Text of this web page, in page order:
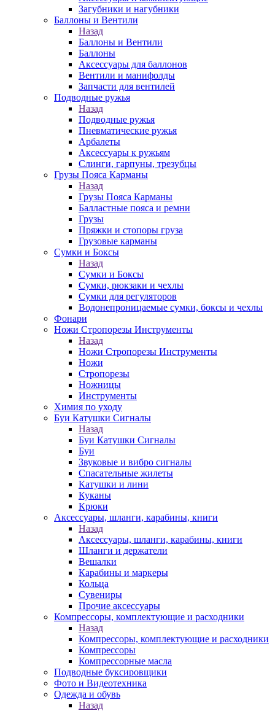
Загубники и нагубники
Баллоны и Вентили
Назад
Баллоны и Вентили
Баллоны
Аксессуары для баллонов
Вентили и манифолды
Запчасти для вентилей
Подводные ружья
Назад
Подводные ружья
Пневматические ружья
Арбалеты
Аксессуары к ружьям
Слинги, гарпуны, трезубцы
Грузы Пояса Карманы
Назад
Грузы Пояса Карманы
Балластные пояса и ремни
Грузы
Пряжки и стопоры груза
Грузовые карманы
Сумки и Боксы
Назад
Сумки и Боксы
Сумки, рюкзаки и чехлы
Сумки для регуляторов
Водонепроницаемые сумки, боксы и чехлы
Фонари
Ножи Стропорезы Инструменты
Назад
Ножи Стропорезы Инструменты
Ножи
Стропорезы
Ножницы
Инструменты
Химия по уходу
Буи Катушки Сигналы
Назад
Буи Катушки Сигналы
Буи
Звуковые и вибро сигналы
Спасательные жилеты
Катушки и лини
Куканы
Крюки
Аксессуары, шланги, карабины, книги
Назад
Аксессуары, шланги, карабины, книги
Шланги и держатели
Вешалки
Карабины и маркеры
Кольца
Сувениры
Прочие аксессуары
Компрессоры, комплектующие и расходники
Назад
Компрессоры, комплектующие и расходники
Компрессоры
Компрессорные масла
Подводные буксировщики
Фото и Видеотехника
Одежда и обувь
Назад